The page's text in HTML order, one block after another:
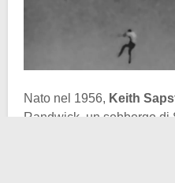
Nato nel 1956, Keith
Randwick, un sobborgo di